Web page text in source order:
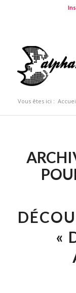
Vous êtes ici :
«